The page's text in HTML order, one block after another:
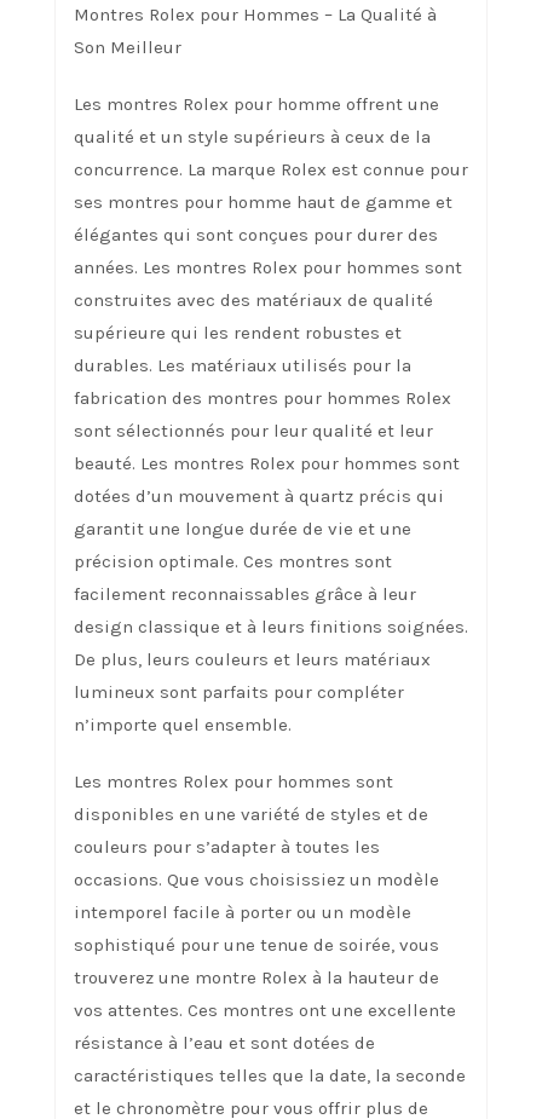
Montres Rolex pour Hommes – La Qualité à
Son Meilleur
Les montres Rolex pour homme offrent une
qualité et un style supérieurs à ceux de la
concurrence. La marque Rolex est connue pour
ses montres pour homme haut de gamme et
élégantes qui sont conçues pour durer des
années. Les montres Rolex pour hommes sont
construites avec des matériaux de qualité
supérieure qui les rendent robustes et
durables. Les matériaux utilisés pour la
fabrication des montres pour hommes Rolex
sont sélectionnés pour leur qualité et leur
beauté. Les montres Rolex pour hommes sont
dotées d’un mouvement à quartz précis qui
garantit une longue durée de vie et une
précision optimale. Ces montres sont
facilement reconnaissables grâce à leur
design classique et à leurs finitions soignées.
De plus, leurs couleurs et leurs matériaux
lumineux sont parfaits pour compléter
n’importe quel ensemble.
Les montres Rolex pour hommes sont
disponibles en une variété de styles et de
couleurs pour s’adapter à toutes les
occasions. Que vous choisissiez un modèle
intemporel facile à porter ou un modèle
sophistiqué pour une tenue de soirée, vous
trouverez une montre Rolex à la hauteur de
vos attentes. Ces montres ont une excellente
résistance à l’eau et sont dotées de
caractéristiques telles que la date, la seconde
et le chronomètre pour vous offrir plus de